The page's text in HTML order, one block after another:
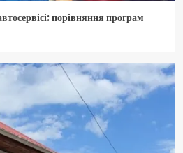
порівняння програм